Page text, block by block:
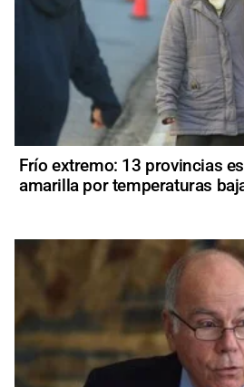
Frío extremo: 13 provincias
amarilla por temperaturas